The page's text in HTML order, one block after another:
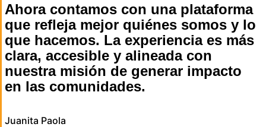
Ahora contamos con una plataforma
que refleja mejor quiénes somos y lo
que hacemos. La experiencia es más
clara, accesible y alineada con
nuestra misión de generar impacto
en las comunidades.
Juanita Paola